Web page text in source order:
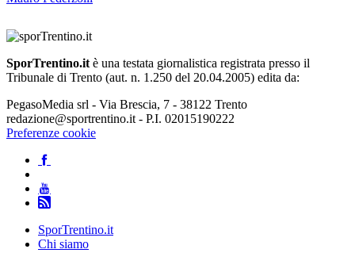
SporTrentino.it è una testata giornalistica registrata presso il
Tribunale di Trento (aut. n. 1.250 del 20.04.2005) edita da:
PegasoMedia srl - Via Brescia, 7 - 38122 Trento
redazione@sportrentino.it - P.I. 02015190222
Preferenze cookie
SporTrentino.it
Chi siamo